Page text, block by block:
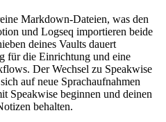
Markdown-Dateien, was den
und Logseq importieren beide
deines Vaults dauert
für die Einrichtung und eine
Der Wechsel zu Speakwise
auf neue Sprachaufnahmen
Speakwise beginnen und deinen
behalten.